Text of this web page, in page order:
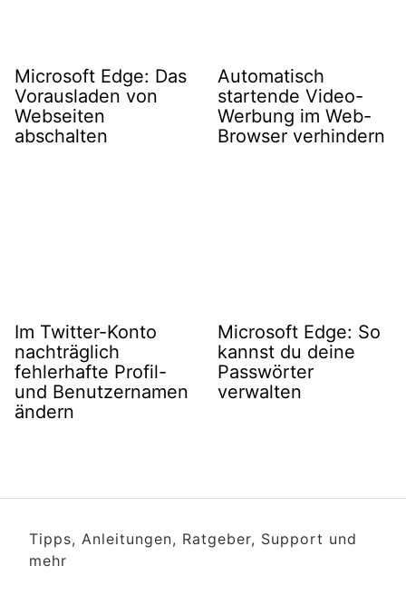
Microsoft Edge: Das
Vorausladen von
Webseiten
abschalten
Automatisch
startende Video-
Werbung im Web-
Browser verhindern
Im Twitter-Konto
nachträglich
fehlerhafte Profil-
und Benutzernamen
ändern
Microsoft Edge: So
kannst du deine
Passwörter
verwalten
Tipps, Anleitungen, Ratgeber, Support und
mehr